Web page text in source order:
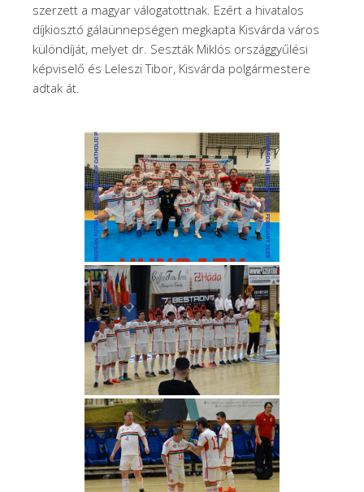
szerzett a magyar válogatottnak. Ezért a hivatalos
díjkiosztó gálaünnepségen megkapta Kisvárda város
különdíját, melyet dr. Seszták Miklós országgyűlési
képviselő és Leleszi Tibor, Kisvárda polgármestere
adtak át.